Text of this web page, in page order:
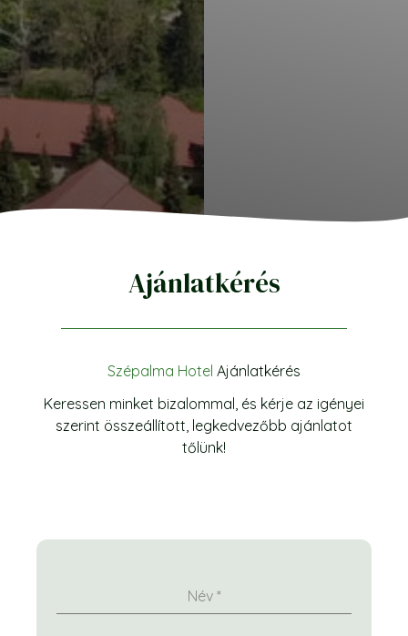
Ajánlatkérés
Szépalma Hotel Ajánlatkérés
Keressen minket bizalommal, és kérje az igényei
szerint összeállított, legkedvezőbb ajánlatot
tőlünk!
Név *